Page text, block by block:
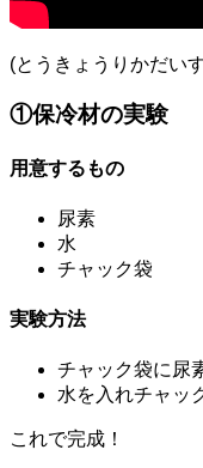
(とうきょうりかだい
①保冷材の実験
用意するもの
尿素
水
チャック袋
実験方法
チャック袋に尿
水を入れチャッ
これで完成！